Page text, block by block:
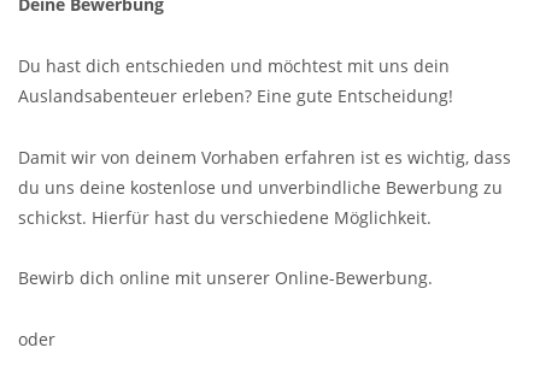
Du hast dich entschieden und möchtest mit uns dein
Auslandsabenteuer erleben? Eine gute Entscheidung!
Damit wir von deinem Vorhaben erfahren ist es wichtig, dass
du uns deine kostenlose und unverbindliche Bewerbung zu
schickst. Hierfür hast du verschiedene Möglichkeit.
Bewirb dich online mit unserer Online-Bewerbung.
oder